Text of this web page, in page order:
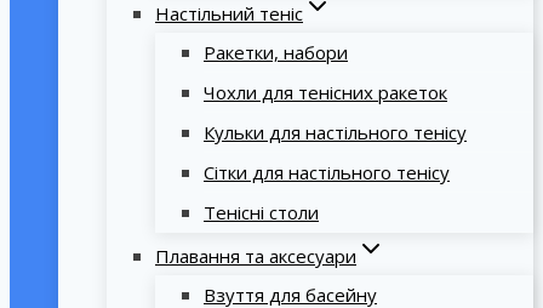
Настільний теніс
Ракетки, набори
Чохли для тенісних ракеток
Кульки для настільного тенісу
Сітки для настільного тенісу
Тенісні столи
Плавання та аксесуари
Взуття для басейну